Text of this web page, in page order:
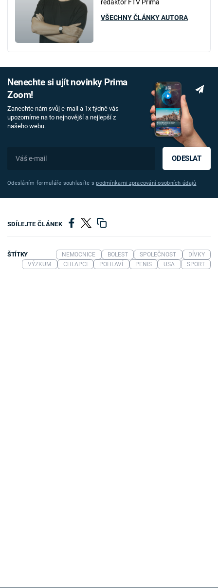
redaktor FTV Prima
VŠECHNY ČLÁNKY AUTORA
Nenechte si ujít novinky Prima
Zoom!
Zanechte nám svůj e-mail a 1x týdně vás
upozorníme na to nejnovější a nejlepší z
našeho webu.
ODESLAT
Odesláním formuláře souhlasíte spodmínkami zpracování osobních údajů
SDÍLEJTE ČLÁNEK
ŠTÍTKY NEMOCNICE BOLEST SPOLEČNOST
DÍVKY
VÝZKUM
CHLAPCI POHLAVÍ PENIS USA SPORT